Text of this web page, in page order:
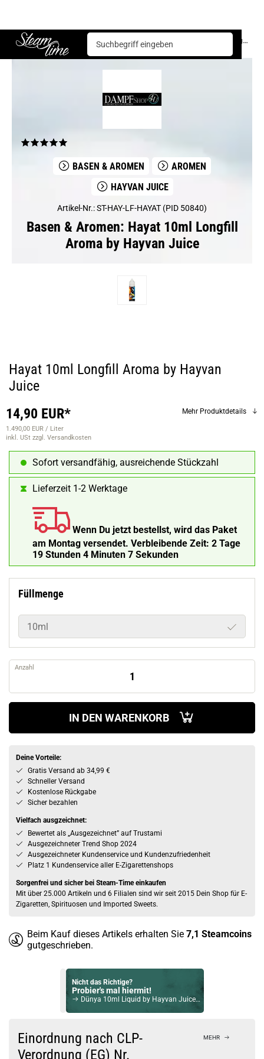
Steam time
Basen & Aromen Aromen Hayvan Juice Hayat 10ml Longfill Aroma by Hayvan Juice
BASEN & AROMEN
AROMEN
HAYVAN JUICE
Artikel-Nr.: ST-HAY-LF-HAYAT (PID 50840)
Basen & Aromen: Hayat 10ml Longfill
Aroma by Hayvan Juice
Hayat 10ml Longfill Aroma by Hayvan
Juice
14,90 EUR*
1.490,00 EUR / Liter
inkl. USt zzgl. Versandkosten
Mehr Produktdetails
Sofort versandfähig, ausreichende Stückzahl
Lieferzeit 1-2 Werktage
Wenn Du jetzt bestellst, wird das Paket
am Montag versendet. Verbleibende Zeit: 2 Tage
19 Stunden 4 Minuten 6 Sekunden
Füllmenge
10ml
Anzahl
IN DEN WARENKORB
Deine Vorteile:
Gratis Versand ab 34,99 €
Schneller Versand
Kostenlose Rückgabe
Sicher bezahlen
Vielfach ausgzeichnet:
Bewertet als „Ausgezeichnet” auf Trustami
Ausgezeichneter Trend Shop 2024
Ausgezeichneter Kundenservice und Kundenzufriedenheit
Platz 1 Kundenservice aller E-Zigarettenshops
Sorgenfrei und sicher bei Steam-Time einkaufen
Mit über 25.000 Artikeln und 6 Filialen sind wir seit 2015 Dein Shop für E-
Zigaretten, Spirituosen und Imported Sweets.
Beim Kauf dieses Artikels erhalten Sie 7,1 Steamcoins
gutgeschrieben.
Nicht das Richtige?
Probier's mal hiermit!
Dünya 10ml Liquid by Hayvan Juice 0mg / 10ml
Check das mal!
Maracujabratze 5ml Bottlefill Aroma by MimiMi Juice
Einordnung nach CLP-
Verordnung (EG) Nr.
MEHR